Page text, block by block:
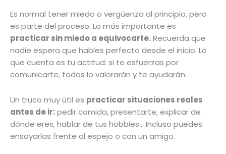
Es normal tener miedo o vergüenza al principio, pero
es parte del proceso. Lo más importante es
practicar sin miedo a equivocarte.Recuerda que
nadie espera que hables perfecto desde el inicio. Lo
que cuenta es tu actitud: si te esfuerzas por
comunicarte, todos lo valorarán y te ayudarán.
Un truco muy útil es practicar situaciones reales
antes de ir:pedir comida, presentarte, explicar de
dónde eres, hablar de tus hobbies… Incluso puedes
ensayarlas frente al espejo o con un amigo.